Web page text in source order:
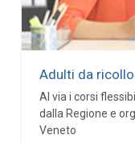
Adulti da
Al via i corsi
dalla Regione e
Veneto